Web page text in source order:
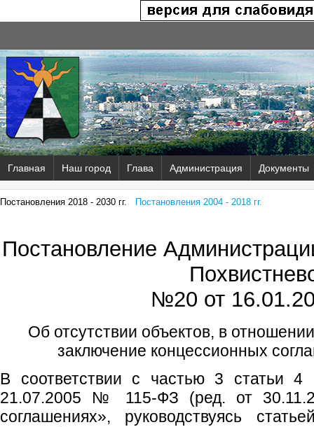
Главная Наш город Глава Администрация Документы
Постановления 2018 - 2030 гг. Постановления 2004 - 2018 гг.
Постановление
№20 от
Об отсутствии объектов, в
заключение концессионных
В соответствии с частью 3 статьи 4
21.07.2005 № 115-ФЗ (ред. от
соглашениях», руководствуясь